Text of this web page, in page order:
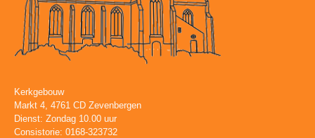
Kerkgebouw
Markt 4, 4761 CD Zevenbergen
Dienst: Zondag 10.00 uur
Consistorie: 0168-323732